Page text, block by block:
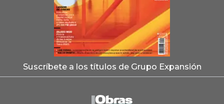
Suscríbete a los títulos de Grupo Expansión